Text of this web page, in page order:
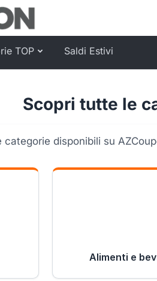
TOP Saldi Estivi
Scopri tutte le
categorie disponibili su
Alimenti e